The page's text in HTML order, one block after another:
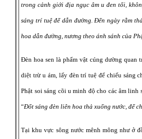
trong cảnh giới địa ngục âm u đen tối,
sáng trí tuệ để dẫn đường. Đến ngày rằm
hoa dẫn đường, nương theo ánh sánh của
Đèn hoa sen là phẩm vật cúng dường
diệt trừ u ám, lấy đèn trí tuệ để chiếu sáng
Phật soi sáng cõi u minh độ cho các âm
“Đốt sáng đèn liên hoa thả xuống nước, để
Tại khu vực sông nước mênh mông như ở